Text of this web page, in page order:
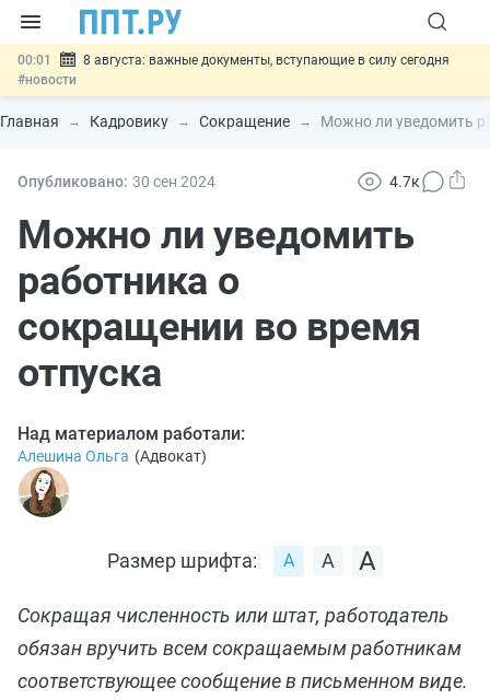
00:01
8 августа: важные документы, вступающие в силу сегодня
#новости
07.08 Подписан закон о блокировке продажи опасных товаров через
«Честный знак»#новости
07.08 Госпошлину за устранение ошибок в документах предлагают
07.08
отношений #новости
Главная Кадровику Сокращение Можно ли уведомить
Опубликовано: 30 сен 2024 4.7к
Можно ли уведомить
работника о
сокращении во время
отпуска
Над материалом работали:
Алешина Ольга (Адвокат)
Размер шрифта:
Сокращая численность или штат, работодатель
обязан вручить всем сокращаемым работникам
соответствующее сообщение в письменном виде.